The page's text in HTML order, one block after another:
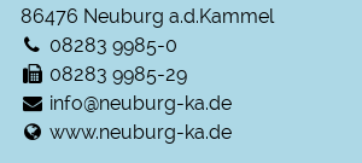
86476 Neuburg a.d.Kammel
08283 9985-0
08283 9985-29
info@neuburg-ka.de
www.neuburg-ka.de